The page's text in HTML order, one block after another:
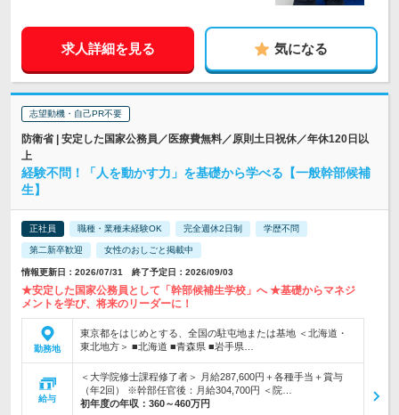
求人詳細を見る 気になる
志望動機・自己PR不要
防衛省 | 安定した国家公務員／医療費無料／原則土日祝休／年休120日以
上
経験不問！「人を動かす力」を基礎から学べる【一般幹部候補
生】
正社員 職種・業種未経験OK 完全週休2日制 学歴不問
第二新卒歓迎 女性のおしごと掲載中
情報更新日：2026/07/31 終了予定日：2026/09/03
★安定した国家公務員として「幹部候補生学校」へ ★基礎からマネジ
メントを学び、将来のリーダーに！
勤務地
東京都をはじめとする、全国の駐屯地または基地 ＜北海道・
東北地方＞ ■北海道 ■青森県 ■岩手県…
給与
＜大学院修士課程修了者＞ 月給287,600円＋各種手当＋賞与
（年2回） ※幹部任官後：月給304,700円 ＜院…
初年度の年収： 360～460万円